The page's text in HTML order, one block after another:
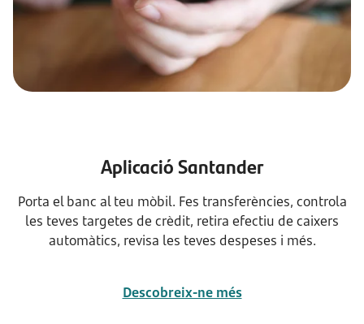
Aplicació Santander
Porta el banc al teu mòbil. Fes transferències, controla
les teves targetes de crèdit, retira efectiu de caixers
automàtics, revisa les teves despeses i més.
Descobreix-ne més